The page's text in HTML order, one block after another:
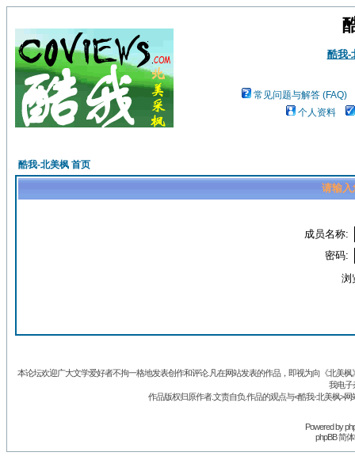
酷我-
常见问题与解答 (FAQ)
个人资料
酷我-北美枫 首页
请输入
成员名称:
密码:
浏
本论坛欢迎广大文学爱好者不拘一格地发表创作和评论.凡在网站发表的作品，即视为向《北美
我电子
作品版权归原作者.文责自负.作品的观点与<酷我-北美枫>
Powered by
phpBB 简